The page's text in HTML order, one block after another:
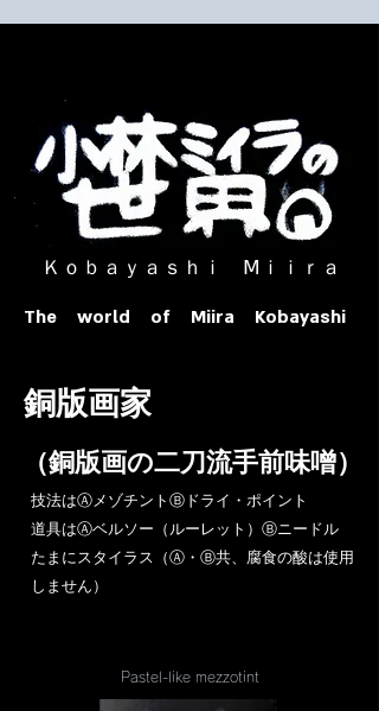
ｏｂａｙａｓｈｉ Ⅿｉｉｒａ​
The world of Miira Kobayashi
​銅版画家
​（銅版画の二刀流手前味噌）
​技法はⒶメゾチントⒷドライ・ポイント
道具はⒶベルソー（ルーレット）Ⓑニードル
​たまにスタイラス（Ⓐ・Ⓑ共、腐食の酸は使用
しません）
Pastel-like mezzotint